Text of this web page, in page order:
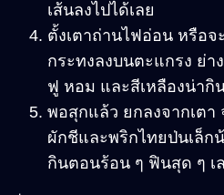
เส้นลงไปได้เลย
ตั้งเตาถ่านไฟอ่อน หรือจ
กระทงลงบนตะแกรง ย่
ฟู หอม และสีเหลืองน่ากิ
พอสุกแล้ว ยกลงจากเตา
ผักชีและพริกไทยป่นเล็ก
กินตอนร้อน ๆ ฟินสุด ๆ เ